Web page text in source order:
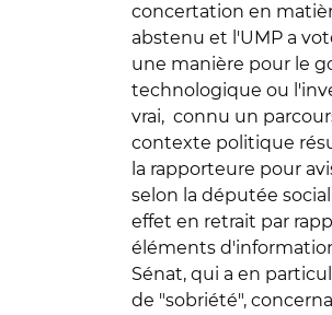
concertation en
abstenu et l'UMP a
une manière pour le
technologique ou
vrai, connu un
contexte politique
la rapporteure pour
selon la députée
effet en retrait par
éléments
Sénat, qui a en
de "sobriété",